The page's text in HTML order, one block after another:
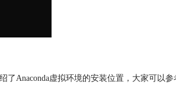
Anaconda虚拟环境的安装位置，大家可以